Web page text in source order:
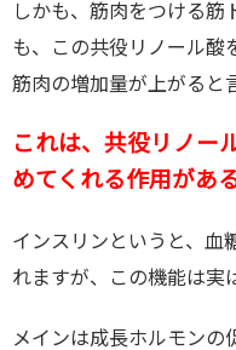
しかも、筋肉をつける筋
も、この共役リノール酸
筋肉の増加量が上がると
これは、共役リノー
めてくれる作用があ
インスリンというと、血
れますが、この機能は実
メインは成長ホルモンの